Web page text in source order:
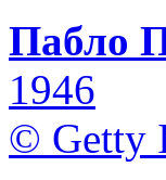
Пабло
1946
© Getty